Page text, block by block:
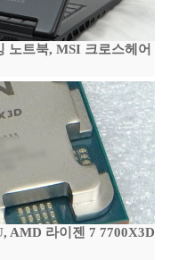
노트북, MSI 크로스헤어
AMD 라이젠 7 7700X3D